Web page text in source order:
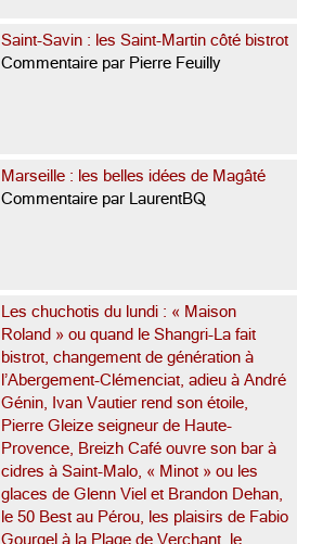
Saint-Savin : les Saint-Martin côté bistrot
Commentaire par Pierre Feuilly
Marseille : les belles idées de Magâté
Commentaire par LaurentBQ
Les chuchotis du lundi : « Maison
Roland » ou quand le Shangri-La fait
bistrot, changement de génération à
l’Abergement-Clémenciat, adieu à André
Génin, Ivan Vautier rend son étoile,
Pierre Gleize seigneur de Haute-
Provence, Breizh Café ouvre son bar à
cidres à Saint-Malo, « Minot » ou les
glaces de Glenn Viel et Brandon Dehan,
le 50 Best au Pérou, les plaisirs de Fabio
Gourgel à la Plage de Verchant, le